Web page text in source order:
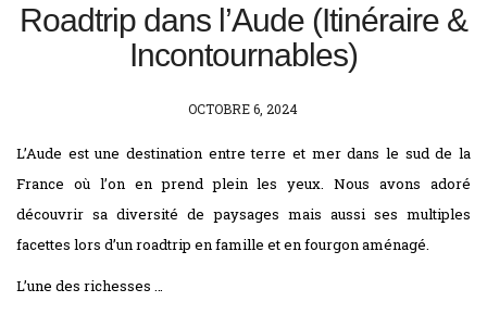
Roadtrip dans l’Aude (Itinéraire &
Incontournables)
POSTED
OCTOBRE 6, 2024
L’Aude est une destination entre terre et mer dans le sud de la
France où l’on en prend plein les yeux. Nous avons adoré
découvrir sa diversité de paysages mais aussi ses multiples
facettes lors d’un roadtrip en famille et en fourgon aménagé.
L’une des richesses …